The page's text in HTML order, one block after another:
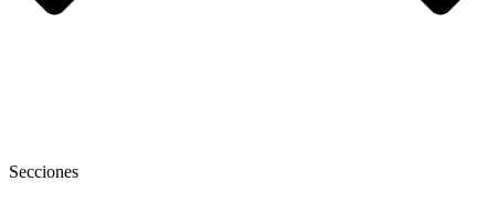
Secciones